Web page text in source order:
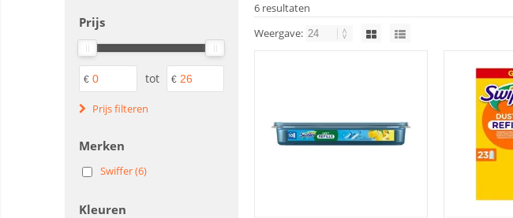
Prijs
€ tot €
Prijs filteren
Merken
Swiffer (6)
Kleuren
6 resultaten
Weergave: